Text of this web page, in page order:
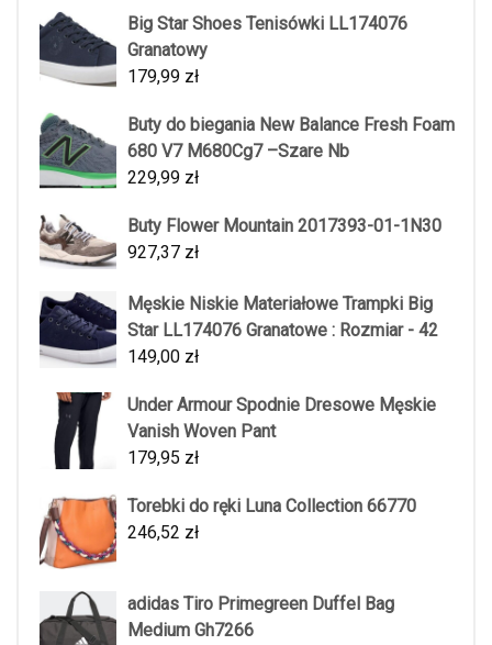
Big Star Shoes Tenisówki LL174076
Granatowy
179,99 zł
Buty do biegania New Balance Fresh Foam
680 V7 M680Cg7 –Szare Nb
229,99 zł
Buty Flower Mountain 2017393-01-1N30
927,37 zł
Męskie Niskie Materiałowe Trampki Big
Star LL174076 Granatowe : Rozmiar - 42
149,00 zł
Under Armour Spodnie Dresowe Męskie
Vanish Woven Pant
179,95 zł
Torebki do ręki Luna Collection 66770
246,52 zł
adidas Tiro Primegreen Duffel Bag
Medium Gh7266